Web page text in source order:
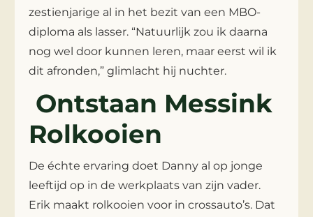
zestienjarige al in het bezit van een MBO-
diploma als lasser. “Natuurlijk zou ik daarna
nog wel door kunnen leren, maar eerst wil ik
dit afronden,” glimlacht hij nuchter.
Ontstaan Messink
Rolkooien
De échte ervaring doet Danny al op jonge
leeftijd op in de werkplaats van zijn vader.
Erik maakt rolkooien voor in crossauto’s. Dat